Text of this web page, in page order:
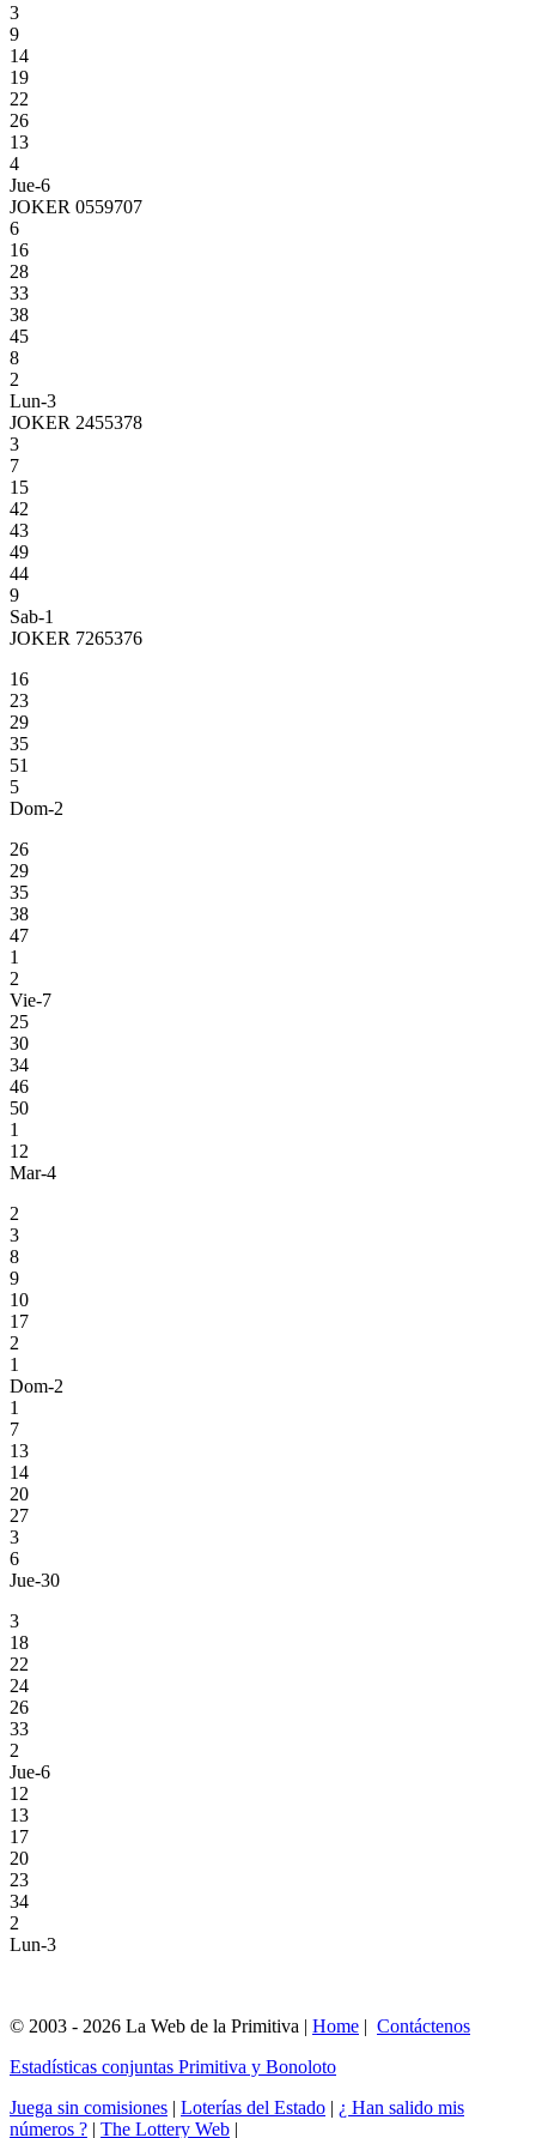
3
9
14
19
22
26
13
4
Jue-6
JOKER 0559707
6
16
28
33
38
45
8
2
Lun-3
JOKER 2455378
3
7
15
42
43
49
44
9
Sab-1
JOKER 7265376
16
23
29
35
51
5
Dom-2
26
29
35
38
47
1
2
Vie-7
25
30
34
46
50
1
12
Mar-4
2
3
8
9
10
17
2
1
Dom-2
1
7
13
14
20
27
3
6
Jue-30
3
18
22
24
26
33
2
Jue-6
12
13
17
20
23
34
2
Lun-3
© 2003 - 2026 La Web de la Primitiva | Home | Contáctenos
Estadísticas conjuntas Primitiva y Bonoloto
Juega sin comisiones | Loterías del Estado | ¿ Han salido mis
números ? | The Lottery Web |